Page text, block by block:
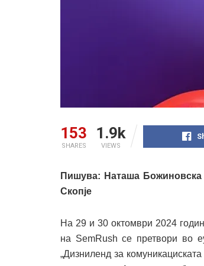
153
SHARES
1.9k
VIEWS
Пишува: Наташа
Скопје
На 29 и 30 октомври 2024
на SemRush се претвори во
„Дизниленд за